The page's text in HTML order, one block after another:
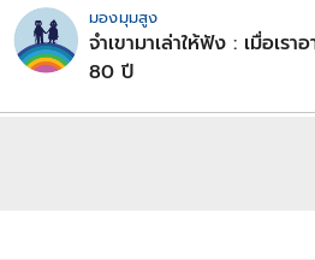
มองมุมสูง
จำเขามาเล่าให้ฟัง : เมื่อเรา
80 ปี